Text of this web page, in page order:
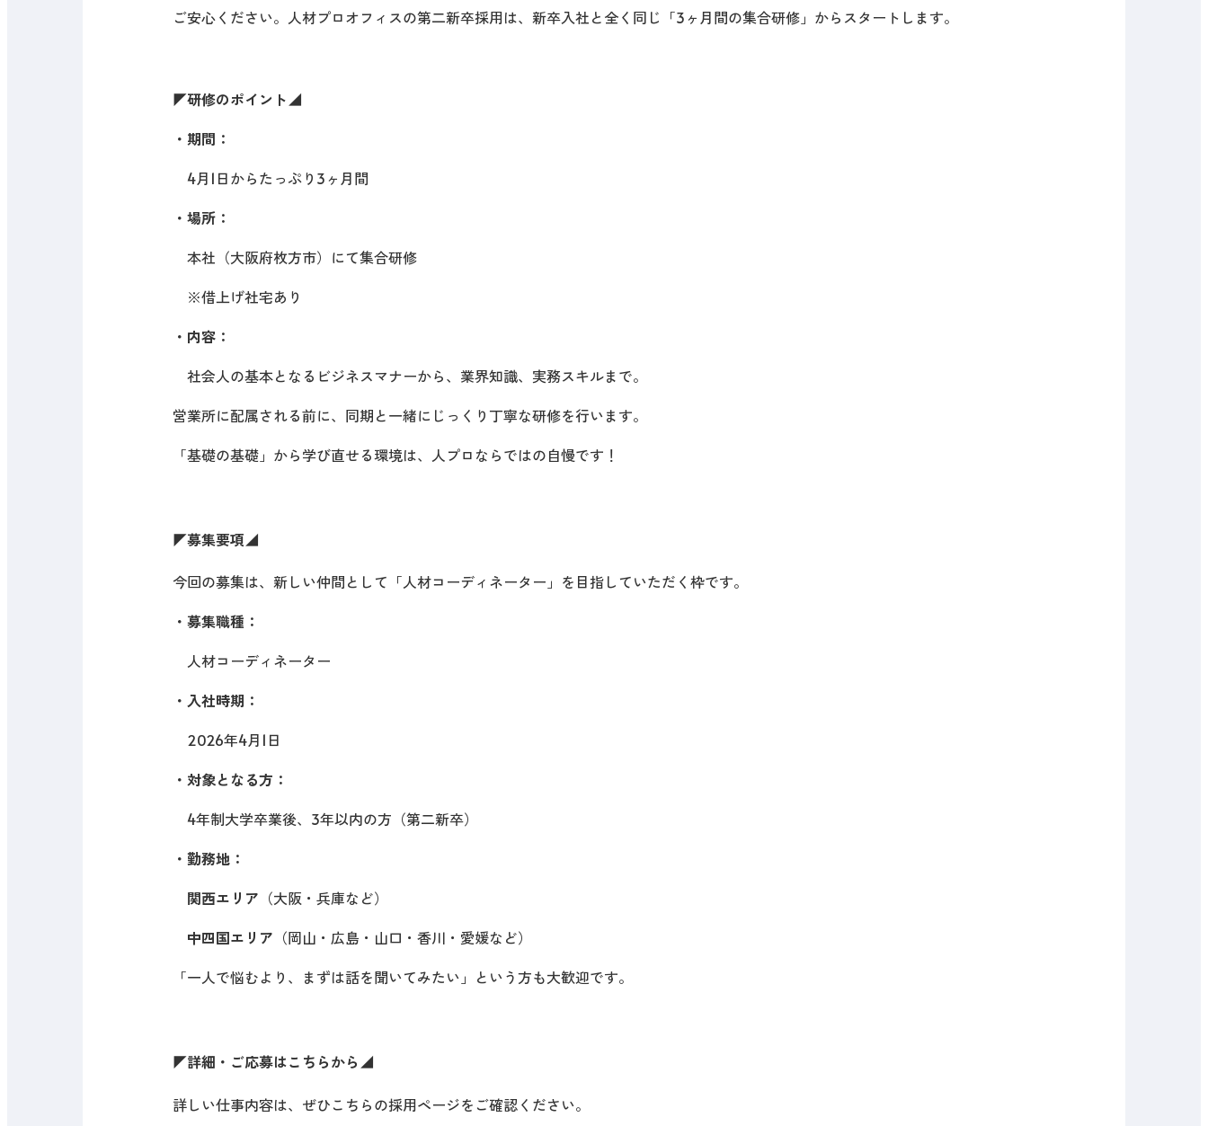
ご安心ください。人材プロオフィスの第二新卒採用は、新卒入社と全く同じ「3ヶ月間の集合研修」からスタートします。
◤研修のポイント◢
・期間：
4月1日からたっぷり3ヶ月間
・場所：
本社（大阪府枚方市）にて集合研修
※借上げ社宅あり
・内容：
社会人の基本となるビジネスマナーから、業界知識、実務スキルまで。
営業所に配属される前に、同期と一緒にじっくり丁寧な研修を行います。
「基礎の基礎」から学び直せる環境は、人プロならではの自慢です！
◤募集要項◢
今回の募集は、新しい仲間として「人材コーディネーター」を目指していただく枠です。
・募集職種：
人材コーディネーター
・入社時期：
2026年4月1日
・対象となる方：
4年制大学卒業後、3年以内の方（第二新卒）
・勤務地：
関西エリア （大阪・兵庫など）
中四国エリア （岡山・広島・山口・香川・愛媛など）
「一人で悩むより、まずは話を聞いてみたい」という方も大歓迎です。
◤詳細・ご応募はこちらから ◢
詳しい仕事内容は、ぜひこちらの採用ページをご確認ください。